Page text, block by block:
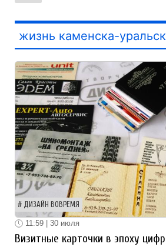
жизнь каменска-
ДИЗАЙН ВОВРЕМЯ
11:59 | 30 июля
Визитные карточки в эпоху